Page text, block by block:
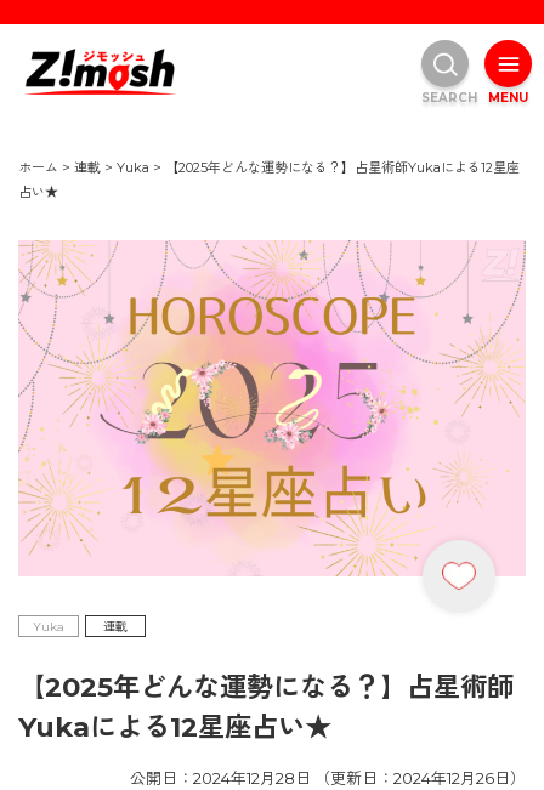
ホーム > 連載 > Yuka >
【2025年どんな運勢になる？】占星術師Yukaによる12星座
占い★
Yuka 連載
【2025年どんな運勢になる？】占星術師
Yukaによる12星座占い★
公開日：2024年12月28日 （更新日：2024年12月26日）
MENU
SEARCH